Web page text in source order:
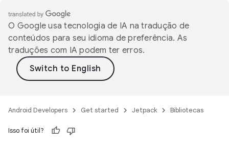
O Google usa tecnologia de IA na tradução de
conteúdos para seu idioma de preferência. As
traduções com IA podem ter erros.
Android Developers Get started Jetpack Bibliotecas
Isso foi útil?